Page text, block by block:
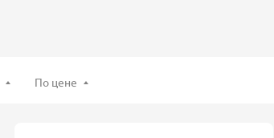
По цене